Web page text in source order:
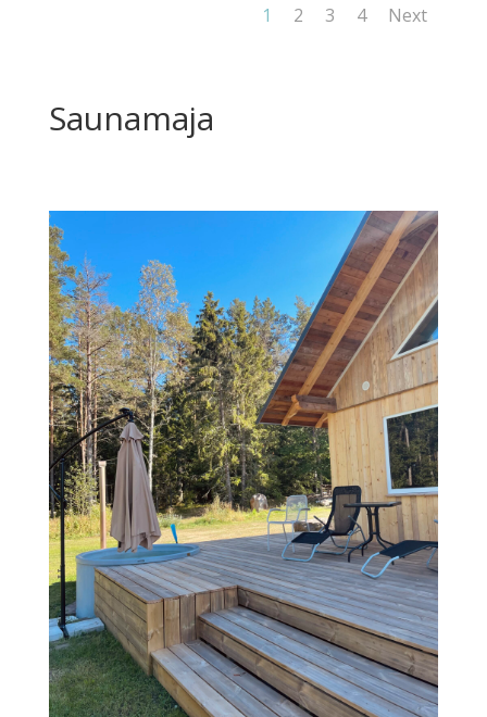
1 2 3 4 Next
Saunamaja